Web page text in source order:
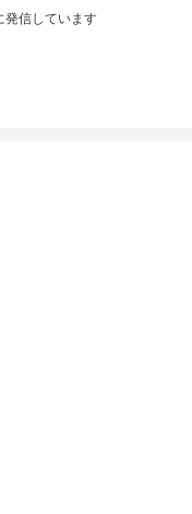
発信しています